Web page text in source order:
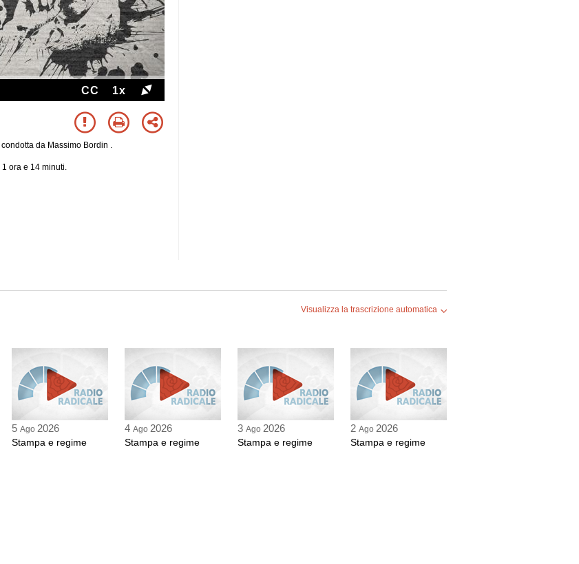
CC 1x
da Massimo Bordin .
ora e 14 minuti.
Visualizza la trascrizione automatica
5 Ago 2026
Stampa e regime
4 Ago 2026
Stampa e regime
3 Ago 2026
Stampa e regime
2 Ago 2026
Stampa e regime